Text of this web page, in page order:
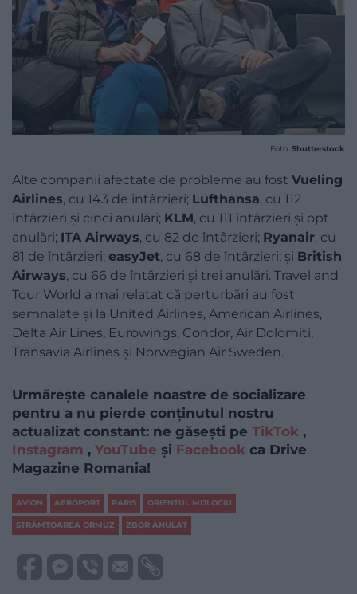
Foto: Shutterstock
Alte companii afectate de probleme au fost Vueling
Airlines, cu 143 de întârzieri; Lufthansa, cu 112
întârzieri și cinci anulări; KLM, cu 111 întârzieri și opt
anulări; ITA Airways, cu 82 de întârzieri; Ryanair, cu
81 de întârzieri; easyJet, cu 68 de întârzieri; și British
Airways, cu 66 de întârzieri și trei anulări. Travel and
Tour World a mai relatat că perturbări au fost
semnalate și la United Airlines, American Airlines,
Delta Air Lines, Eurowings, Condor, Air Dolomiti,
Transavia Airlines și Norwegian Air Sweden.
Urmărește canalele noastre de socializare
pentru a nu pierde conținutul nostru
actualizat constant: ne găsești pe TikTok ,
Instagram , YouTube și Facebook ca Drive
Magazine Romania!
AVION AEROPORT PARIS ORIENTUL MIJLOCIU
STRÂMTOAREA ORMUZ ZBOR ANULAT